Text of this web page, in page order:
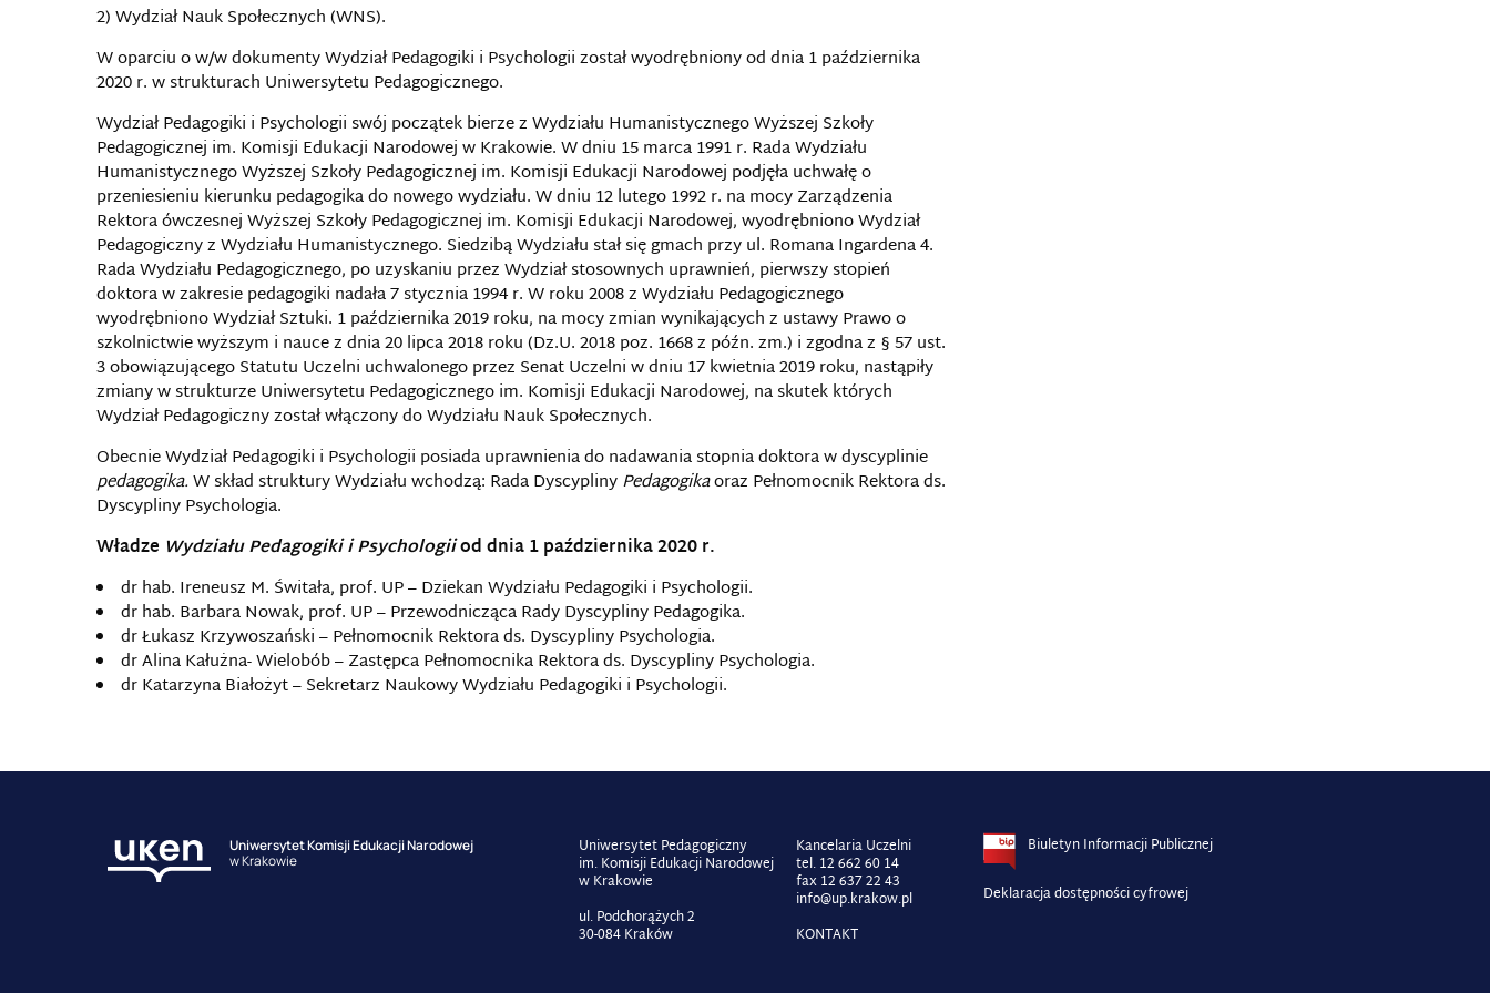
2) Wydział Nauk Społecznych (WNS).
W oparciu o w/w dokumenty Wydział Pedagogiki i Psychologii został wyodrębniony od dnia 1 października
2020 r. w strukturach Uniwersytetu Pedagogicznego.
Wydział Pedagogiki i Psychologii swój początek bierze z Wydziału Humanistycznego Wyższej Szkoły
Pedagogicznej im. Komisji Edukacji Narodowej w Krakowie. W dniu 15 marca 1991 r. Rada Wydziału
Humanistycznego Wyższej Szkoły Pedagogicznej im. Komisji Edukacji Narodowej podjęła uchwałę o
przeniesieniu kierunku pedagogika do nowego wydziału. W dniu 12 lutego 1992 r. na mocy Zarządzenia
Rektora ówczesnej Wyższej Szkoły Pedagogicznej im. Komisji Edukacji Narodowej, wyodrębniono Wydział
Pedagogiczny z Wydziału Humanistycznego. Siedzibą Wydziału stał się gmach przy ul. Romana Ingardena 4.
Rada Wydziału Pedagogicznego, po uzyskaniu przez Wydział stosownych uprawnień, pierwszy stopień
doktora w zakresie pedagogiki nadała 7 stycznia 1994 r. W roku 2008 z Wydziału Pedagogicznego
wyodrębniono Wydział Sztuki. 1 października 2019 roku, na mocy zmian wynikających z ustawy Prawo o
szkolnictwie wyższym i nauce z dnia 20 lipca 2018 roku (Dz.U. 2018 poz. 1668 z późn. zm.) i zgodna z § 57 ust.
3 obowiązującego Statutu Uczelni uchwalonego przez Senat Uczelni w dniu 17 kwietnia 2019 roku, nastąpiły
zmiany w strukturze Uniwersytetu Pedagogicznego im. Komisji Edukacji Narodowej, na skutek których
Wydział Pedagogiczny został włączony do Wydziału Nauk Społecznych.
Obecnie Wydział Pedagogiki i Psychologii posiada uprawnienia do nadawania stopnia doktora w dyscyplinie
pedagogika.W skład struktury Wydziału wchodzą: Rada DyscyplinyPedagogikaoraz Pełnomocnik Rektora ds.
Dyscypliny Psychologia.
Władze Wydziału Pedagogiki i Psychologiiod dnia 1 października 2020 r.
dr hab. Ireneusz M. Świtała, prof. UP – Dziekan Wydziału Pedagogiki i Psychologii.
dr hab. Barbara Nowak, prof. UP – Przewodnicząca Rady Dyscypliny Pedagogika.
dr Łukasz Krzywoszański – Pełnomocnik Rektora ds. Dyscypliny Psychologia.
dr Alina Kałużna- Wielobób – Zastępca Pełnomocnika Rektora ds. Dyscypliny Psychologia.
dr Katarzyna Białożyt – Sekretarz Naukowy Wydziału Pedagogiki i Psychologii.
Uniwersytet Komisji Edukacji Narodowej
w Krakowie
Uniwersytet Pedagogiczny
im. Komisji Edukacji Narodowej
w Krakowie
ul. Podchorążych 2
30-084 Kraków
Kancelaria Uczelni
tel. 12 662 60 14
fax 12 637 22 43
info@up.krakow.pl
KONTAKT
Biuletyn Informacji Publicznej
Deklaracja dostępności cyfrowej